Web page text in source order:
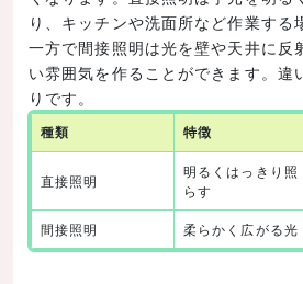
り、キッチンや洗面所など作業する
一方で間接照明は光を壁や天井に反
い雰囲気を作ることができます。違
りです。
種類 特徴
直接照明
明るくはっきり照
らす
間接照明 柔らかく広がる光